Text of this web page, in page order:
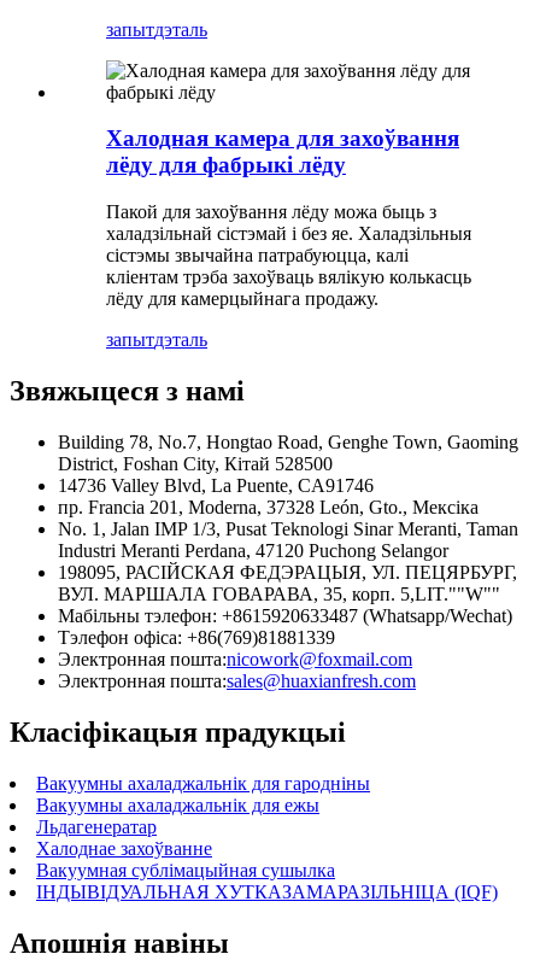
запытдэталь
Халодная камера для захоўвання
лёду для фабрыкі лёду
Пакой для захоўвання лёду можа быць з
халадзільнай сістэмай і без яе. Халадзільныя
сістэмы звычайна патрабуюцца, калі
кліентам трэба захоўваць вялікую колькасць
лёду для камерцыйнага продажу.
запытдэталь
Звяжыцеся з намі
Building 78, No.7, Hongtao Road, Genghe Town, Gaoming
District, Foshan City, Кітай 528500
14736 Valley Blvd, La Puente, CA91746
пр. Francia 201, Moderna, 37328 León, Gto., Мексіка
No. 1, Jalan IMP 1/3, Pusat Teknologi Sinar Meranti, Taman
Industri Meranti Perdana, 47120 Puchong Selangor
198095, РАСІЙСКАЯ ФЕДЭРАЦЫЯ, УЛ. ПЕЦЯРБУРГ,
ВУЛ. МАРШАЛА ГОВАРАВА, 35, корп. 5,LIT.""W""
Мабільны тэлефон: +8615920633487 (Whatsapp/Wechat)
Тэлефон офіса: +86(769)81881339
Электронная пошта:nicowork@foxmail.com
Электронная пошта:sales@huaxianfresh.com
Класіфікацыя прадукцыі
Вакуумны ахаладжальнік для гародніны
Вакуумны ахаладжальнік для ежы
Льдагенератар
Халоднае захоўванне
Вакуумная сублімацыйная сушылка
ІНДЫВІДУАЛЬНАЯ ХУТКАЗАМАРАЗІЛЬНІЦА (IQF)
Апошнія навіны